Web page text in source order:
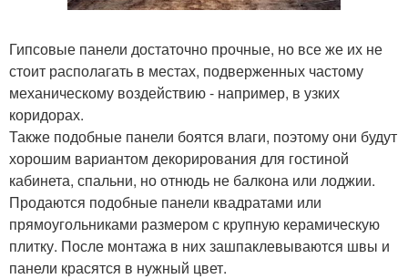
Гипсовые панели достаточно прочные, но все же их не
стоит располагать в местах, подверженных частому
механическому воздействию - например, в узких
коридорах.
Также подобные панели боятся влаги, поэтому они будут
хорошим вариантом декорирования для гостиной
кабинета, спальни, но отнюдь не балкона или лоджии.
Продаются подобные панели квадратами или
прямоугольниками размером с крупную керамическую
плитку. После монтажа в них зашпаклевываются швы и
панели красятся в нужный цвет.